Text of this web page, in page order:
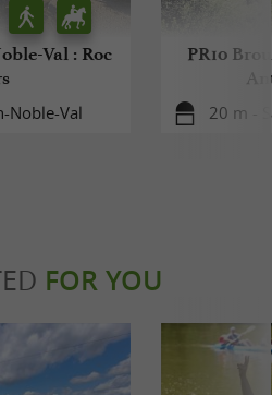
Val : Roc
Noble-Val
PR10
20 m -
FOR YOU